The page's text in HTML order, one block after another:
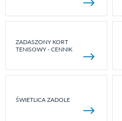
ZADASZONY KORT
TENISOWY - CENNIK
ŚWIETLICA ZADOLE